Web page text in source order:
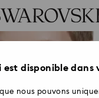
est disponible dans
nous pouvons